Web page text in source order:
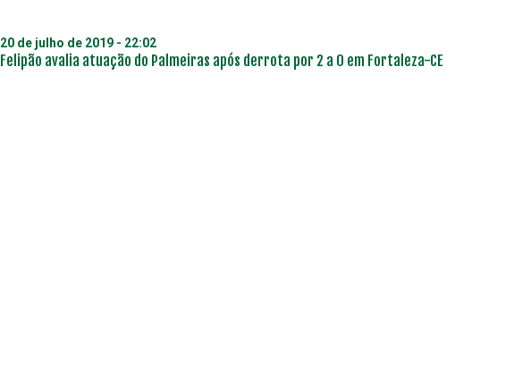
20 de julho de 2019 - 22:02
Felipão avalia atuação do Palmeiras após derrota por 2 a 0 em Fortaleza-CE